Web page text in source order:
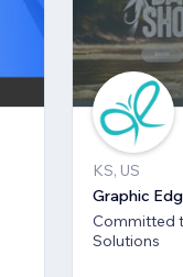
KS, US
Graphic
Committed
Solutions